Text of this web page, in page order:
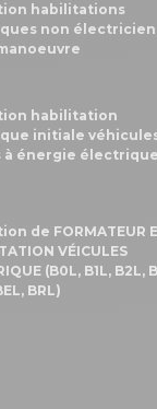
habilitations
non électricien
habilitation
initiale
à énergie
de FORMATEUR
VÉICULES
(B0L, B1L, B2L,
BRL)